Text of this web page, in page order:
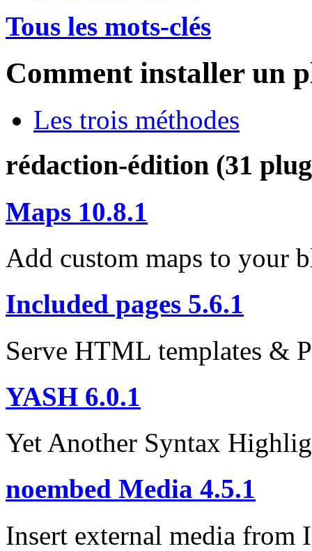
Tous les mots-clés
Comment installer un
Les trois méthodes
rédaction-édition (31
Maps 10.8.1
Add custom maps to your
Included pages 5.6.1
Serve HTML templates &
YASH 6.0.1
Yet Another Syntax
noembed Media 4.5.1
Insert external media from